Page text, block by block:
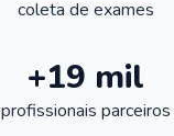
coleta de exames
+19 mil
profissionais parceiros